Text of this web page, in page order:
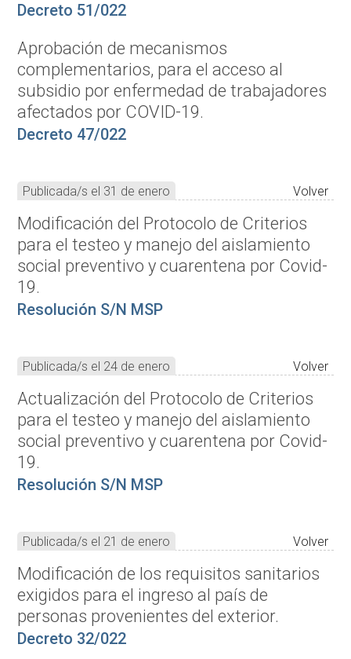
Decreto 51/022
Aprobación de mecanismos
complementarios, para el acceso al
subsidio por enfermedad de trabajadores
afectados por COVID-19.
Decreto 47/022
Publicada/s el 31 de enero Volver
Modificación del Protocolo de Criterios
para el testeo y manejo del aislamiento
social preventivo y cuarentena por Covid-
19.
Resolución S/N MSP
Publicada/s el 24 de enero Volver
Actualización del Protocolo de Criterios
para el testeo y manejo del aislamiento
social preventivo y cuarentena por Covid-
19.
Resolución S/N MSP
Publicada/s el 21 de enero Volver
Modificación de los requisitos sanitarios
exigidos para el ingreso al país de
personas provenientes del exterior.
Decreto 32/022